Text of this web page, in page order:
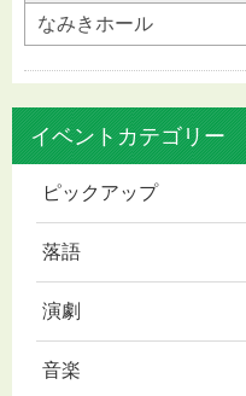
なみきホール
イベントカテゴリー
ピックアップ
落語
演劇
音楽